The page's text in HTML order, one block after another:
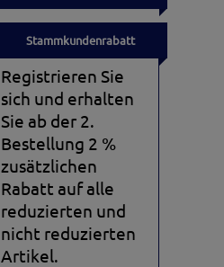
Stammkundenrabatt
Registrieren Sie
sich und erhalten
Sie ab der 2.
Bestellung 2 %
zusätzlichen
Rabatt auf alle
reduzierten und
nicht reduzierten
Artikel.